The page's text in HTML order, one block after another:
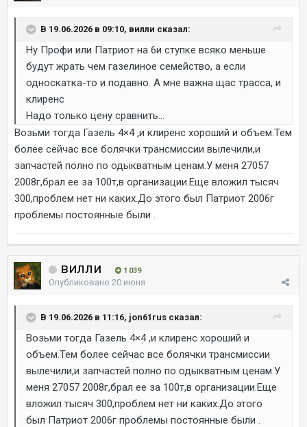
В 19.06.2026 в 09:10, вилли сказал:
Ну Профи или Патриот на 6и ступке всяко меньше
будут жрать чем газелиное семейство, а если
односкатка-то и подавно. А мне важна щас трасса, и
клиренс
Надо только цену сравнить...
Возьми тогда Газель 4×4 ,и клиренс хороший и объем.Тем
более сейчас все болячки трансмиссии вылечили,и
запчастей полно по одыкватным ценам.У меня 27057
2008г,брал ее за 100т,в организации.Еще вложил тысяч
300,проблем нет ни каких.До этого был Патриот 2006г
проблемы постоянные были .
вилли 1 039
Опубликовано 20 июня
В 19.06.2026 в 11:16, jon61rus сказал:
Возьми тогда Газель 4×4 ,и клиренс хороший и
объем.Тем более сейчас все болячки трансмиссии
вылечили,и запчастей полно по одыкватным ценам.У
меня 27057 2008г,брал ее за 100т,в организации.Еще
вложил тысяч 300,проблем нет ни каких.До этого
был Патриот 2006г проблемы постоянные были .